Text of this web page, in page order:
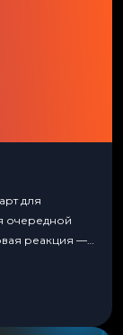
для
очередной
реакция —
продукт,
— история